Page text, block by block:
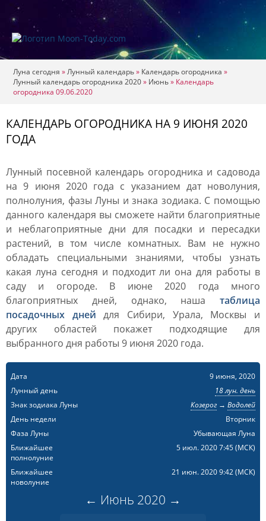
Луна сегодня »Лунный календарь» Календарь огородника »
Лунный календарь огородника 2020» Июнь» Календарь
огородника 09.06.2020
КАЛЕНДАРЬ ОГОРОДНИКА НА 9 ИЮНЯ 2020
ГОДА
Лунный посевной календарь огородника и садовода
на 9 июня 2020 года с указанием дат новолуния,
полнолуния, фазы Луны и знака зодиака. С помощью
данного календаря вы сможете найти благоприятные
и неблагоприятные дни для посадки и пересадки
растений, в том числе комнатных. Вам не нужно
обладать специальными знаниями, чтобы узнать
какая луна сегодня и подходит ли она для работы в
саду и огороде. В июне 2020 года много
благоприятных дней, однако, наша таблица
посадочных дней для Сибири, Урала, Москвы и
других областей покажет подходящие для
выбранного дня работы 9 июня 2020 года.
Дата
9 июня, 2020
Лунный день
18 лун. день
Знак зодиака Луны
Козерог→ Водолей
День недели
Вторник
Фаза Луны
Убывающая Луна
Ближайшее
полнолуние
5 июл. 2020 7:45(МСК)
Ближайшее
новолуние
21 июн. 2020 9:42(МСК)
← Июнь 2020 →